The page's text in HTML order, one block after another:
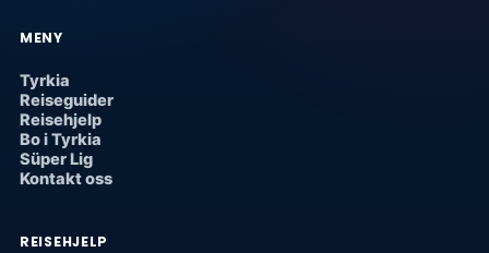
MENY
Tyrkia
Reiseguider
Reisehjelp
Bo i Tyrkia
Süper Lig
Kontakt oss
REISEHJELP